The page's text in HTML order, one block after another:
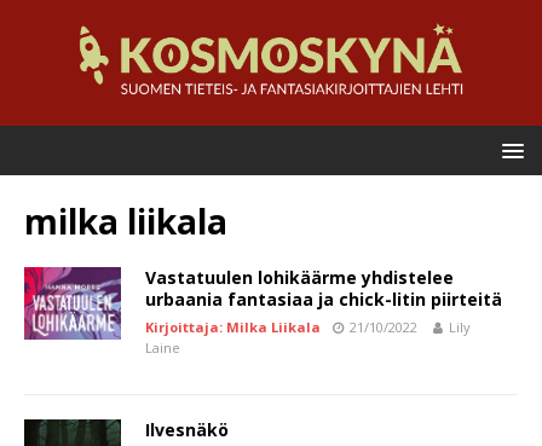
milka liikala
Vastatuulen lohikäärme yhdistelee
urbaania fantasiaa ja chick-litin piirteitä
Kirjoittaja: Milka Liikala 21/10/2022
Lily
Laine
Ilvesnäkö